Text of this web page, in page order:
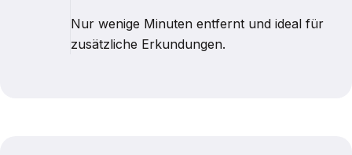
Nur wenige Minuten entfernt und ideal für
zusätzliche Erkundungen.